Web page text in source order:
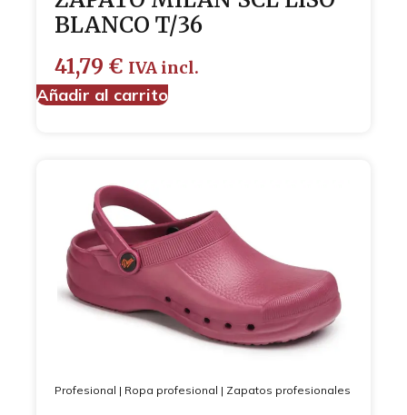
BLANCO T/36
41,79 € IVA incl.
Añadir al carrito
Profesional | Ropa profesional | Zapatos profesionales